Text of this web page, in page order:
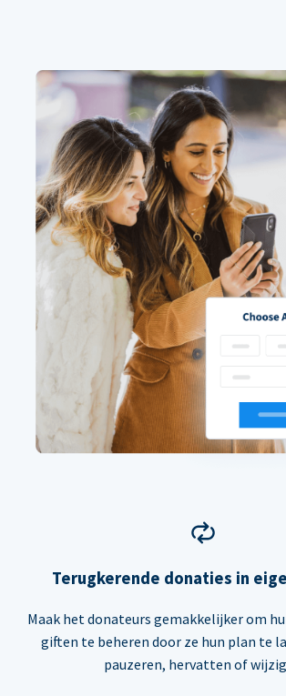
Terugkerende donaties in
Maak het donateurs gemakkelijker om
giften te beheren door ze hun plan te
pauzeren, hervatten of